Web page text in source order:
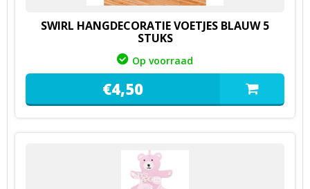
SWIRL HANGDECORATIE VOETJES BLAUW 5
STUKS
Op voorraad
€4,50